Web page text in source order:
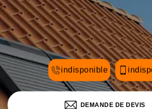
indisponible
DEMANDE DE DEVIS